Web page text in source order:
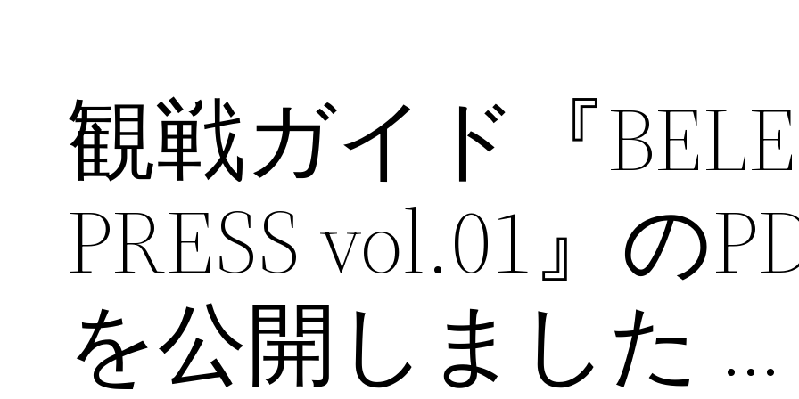
観戦ガイド『
PRESS vol.01』の
を公開しました …